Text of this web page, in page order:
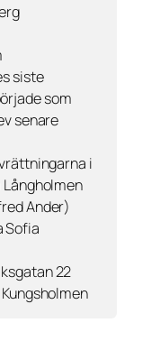
siste
som
senare
i
Långholmen
Ander)
Sofia
22